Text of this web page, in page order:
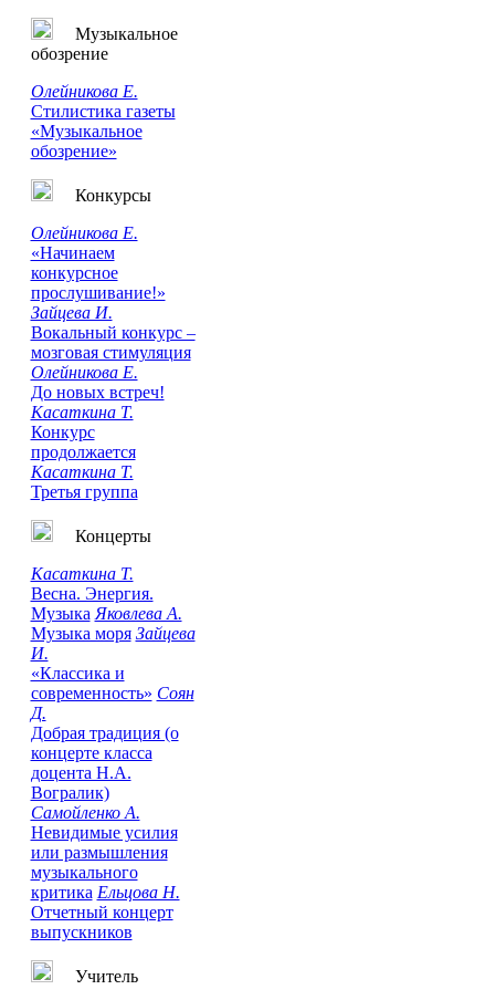
Музыкальное
обозрение
Олейникова Е.
Стилистика газеты
«Музыкальное
обозрение»
Конкурсы
Олейникова Е.
«Начинаем
конкурсное
прослушивание!»
Зайцева И.
Вокальный конкурс –
мозговая стимуляция
Олейникова Е.
До новых встреч!
Касаткина Т.
Конкурс
продолжается
Касаткина Т.
Третья группа
Концерты
Касаткина Т.
Весна. Энергия.
Музыка Яковлева А.
Музыка моря Зайцева
И.
«Классика и
современность» Соян
Д.
Добрая традиция (о
концерте класса
доцента Н.А.
Вогралик)
Самойленко А.
Невидимые усилия
или размышления
музыкального
критика Ельцова Н.
Отчетный концерт
выпускников
Учитель